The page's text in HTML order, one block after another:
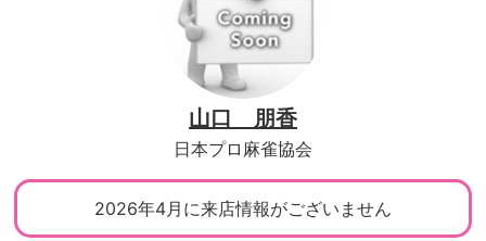
山口 朋香
日本プロ麻雀協会
2026年4月に来店情報がございません